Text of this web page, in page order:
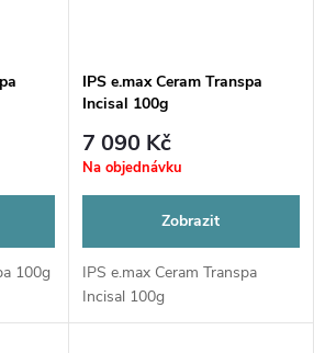
100g
IPS e.max Ceram Transpa
Incisal 100g
7 090 Kč
Na objednávku
Zobrazit
IPS e.max Ceram Transpa
Incisal 100g